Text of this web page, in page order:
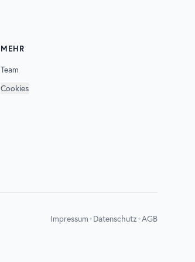
MEHR
Team
Cookies
Impressum•Datenschutz•AGB